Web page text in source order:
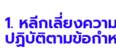
1. หลีกเลี่ยงควา
ปฏิบัติตามข้อกำ